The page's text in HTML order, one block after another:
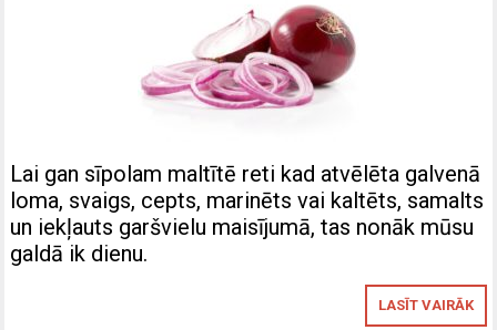
Lai gan sīpolam maltītē reti kad atvēlēta galvenā
loma, svaigs, cepts, marinēts vai kaltēts, samalts
un iekļauts garšvielu maisījumā, tas nonāk mūsu
galdā ik dienu.
LASĪT VAIRĀK